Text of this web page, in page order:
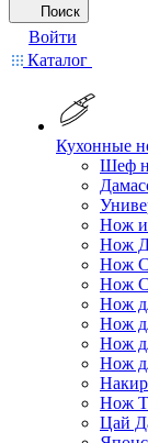
Поиск
Войти
Каталог
Кухонные
Шеф
Нож
Нож
Нож
Нож
Нож
Нож
Нож
Нож
Нож
Цай